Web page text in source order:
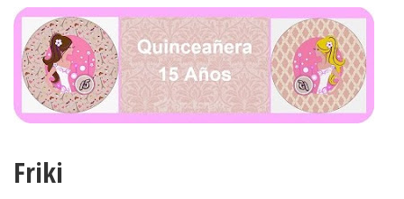
Friki